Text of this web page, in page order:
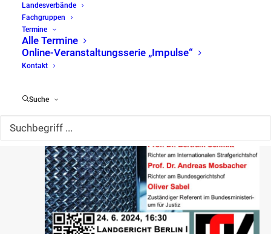
Landesverbände
Fachgruppen
Termine
Alle Termine
Online-Veranstaltungsserie „Impulse“
Kontakt
Suche